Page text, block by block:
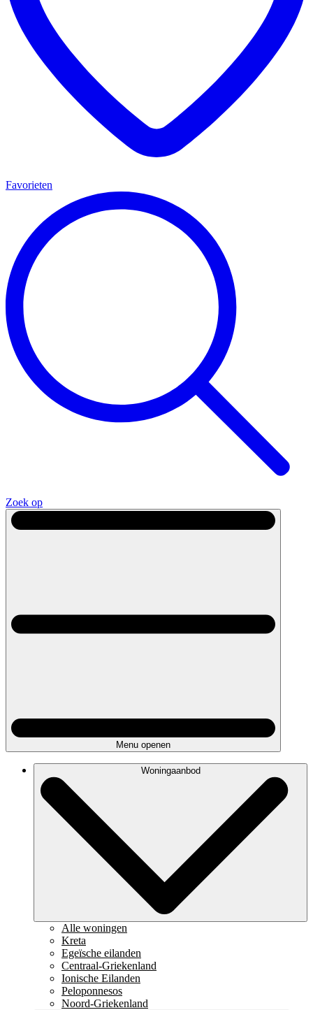
Favorieten
Zoek op
Menu openen
Woningaanbod
Alle woningen
Kreta
Egeïsche eilanden
Centraal-Griekenland
Ionische Eilanden
Peloponnesos
Noord-Griekenland